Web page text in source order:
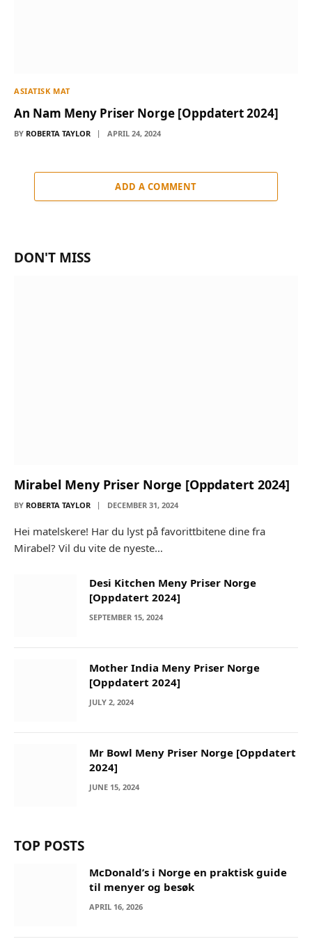
ASIATISK MAT
An Nam Meny Priser Norge [Oppdatert 2024]
BY ROBERTA TAYLOR APRIL 24, 2024
ADD A COMMENT
DON'T MISS
Mirabel Meny Priser Norge [Oppdatert 2024]
BY ROBERTA TAYLOR DECEMBER 31, 2024
Hei matelskere! Har du lyst på favorittbitene dine fra
Mirabel? Vil du vite de nyeste…
Desi Kitchen Meny Priser Norge
[Oppdatert 2024]
SEPTEMBER 15, 2024
Mother India Meny Priser Norge
[Oppdatert 2024]
JULY 2, 2024
Mr Bowl Meny Priser Norge [Oppdatert
2024]
JUNE 15, 2024
TOP POSTS
McDonald’s i Norge en praktisk guide
til menyer og besøk
APRIL 16, 2026